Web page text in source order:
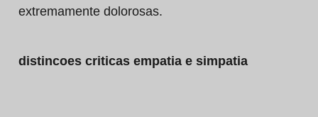
extremamente dolorosas.
distincoes criticas empatia e simpatia